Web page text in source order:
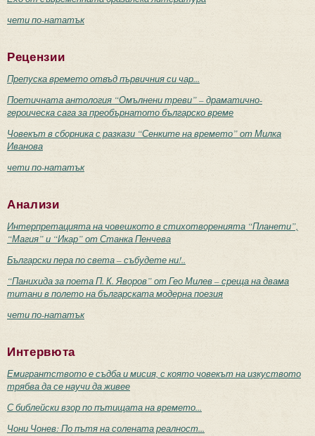
чети по-нататък
Рецензии
Препуска времето отвъд първичния си чар...
Поетичната антология “Омълнени треви” – драматично-
героическа сага за преобърнатото българско време
Човекът в сборника с разкази “Сенките на времето” от Милка
Иванова
чети по-нататък
Анализи
Интерпретацията на човешкото в стихотворенията “Планети”,
“Магия” и “Икар” от Станка Пенчева
Български пера по света – събудете ни!..
“Панихида за поета П. К. Яворов” от Гео Милев – среща на двама
титани в полето на българската модерна поезия
чети по-нататък
Интервюта
Емигрантството е съдба и мисия, с която човекът на изкуството
трябва да се научи да живее
С библейски взор по пътищата на времето...
Чони Чонев: По пътя на солената реалност...